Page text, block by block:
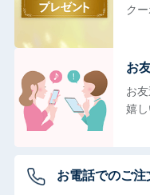
ク
お
お
嬉し
お電話でのご注